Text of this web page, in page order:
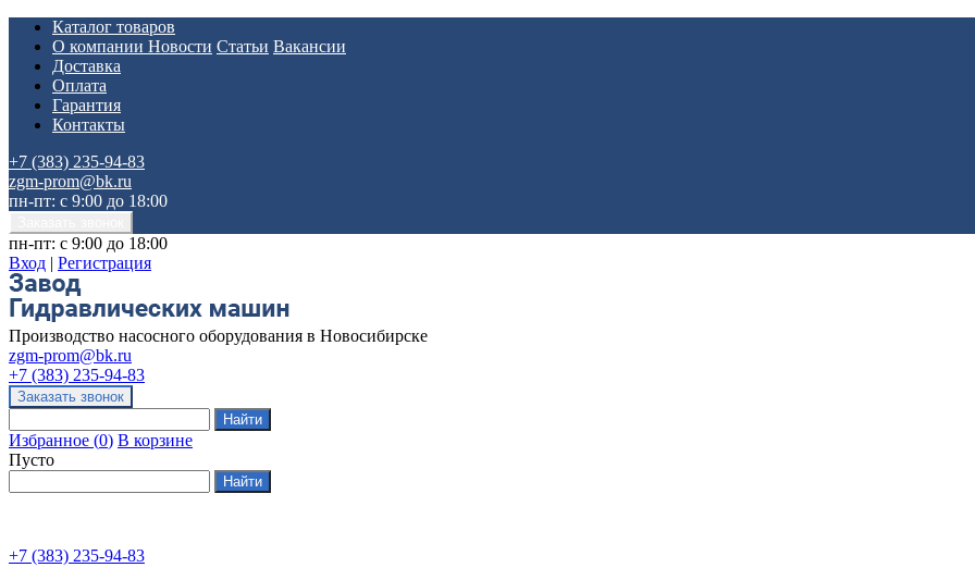
Каталог товаров
О компании Новости Статьи Вакансии
Доставка
Оплата
Гарантия
Контакты
+7 (383) 235-94-83
zgm-prom@bk.ru
пн-пт: с 9:00 до 18:00
пн-пт: с 9:00 до 18:00
Вход | Регистрация
Производство насосного оборудования в Новосибирске
zgm-prom@bk.ru
+7 (383) 235-94-83
Избранное (0) В корзине
Пусто
+7 (383) 235-94-83